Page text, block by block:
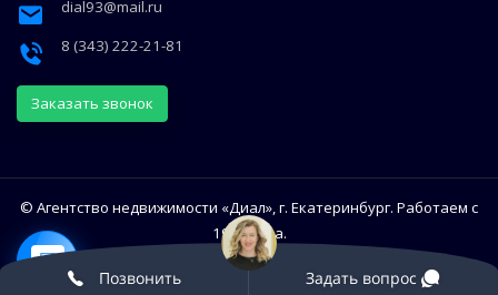
dial93@mail.ru
8 (343) 222-21-81
Заказать звонок
© Агентство недвижимости «Диал», г. Екатеринбург. Работаем с
1993 года.
Использование сайта означает согласие с Политикой
конфиденциальности Диал.
Позвонить Задать вопрос